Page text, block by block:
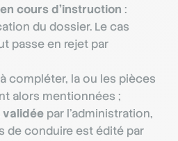
en cours d’instruction :
du dossier. Le cas
passe en rejet par
compléter, la ou les pièces
alors mentionnées ;
validée par l’administration,
de conduire est édité par